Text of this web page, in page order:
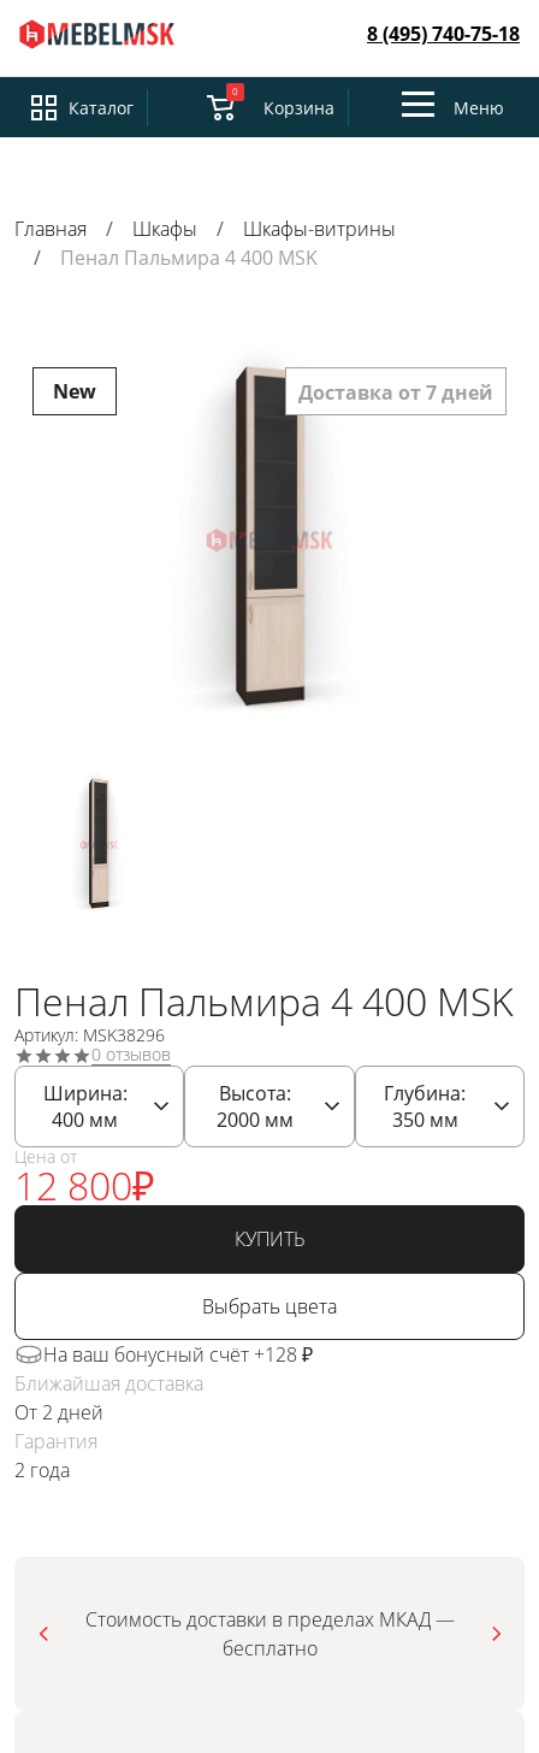
8 (495) 740-75-18
Каталог
0
Корзина
ToggleМеню
Главная Шкафы
Шкафы-витрины
Пенал Пальмира 4 400 MSK
New Доставка от 7 дней
Пенал Пальмира 4 400 MSK
Артикул: MSK38296
0 отзывов
Ширина:
400 мм
Высота:
2000мм
Глубина:
350мм
Цена от
12 800₽
КУПИТЬ
Выбрать цвета
На ваш бонусный счёт +128 ₽
Ближайшая доставка
От 2 дней
Гарантия
2 года
Стоимость доставки в пределах МКАД —
бесплатно